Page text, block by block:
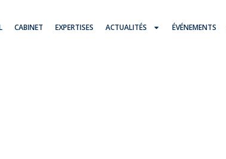
CABINET EXPERTISES ACTUALITÉS ÉVÉNEMENTS